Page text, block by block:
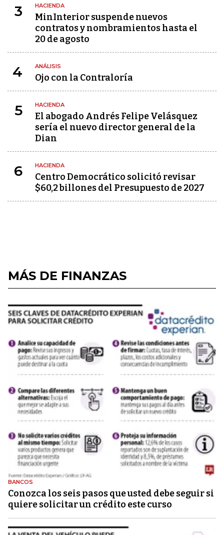
3 HACIENDA
MinInterior suspende nuevos
contratos y nombramientos hasta el
20 de agosto
4 ANÁLISIS
Ojo con la Contraloría
5 HACIENDA
El abogado Andrés Felipe Velásquez
sería el nuevo director general de la
Dian
6 HACIENDA
Centro Democrático solicitó revisar
$60,2 billones del Presupuesto de 2027
MÁS DE FINANZAS
BANCOS
Conozca los seis pasos que usted debe seguir si
quiere solicitar un crédito este curso